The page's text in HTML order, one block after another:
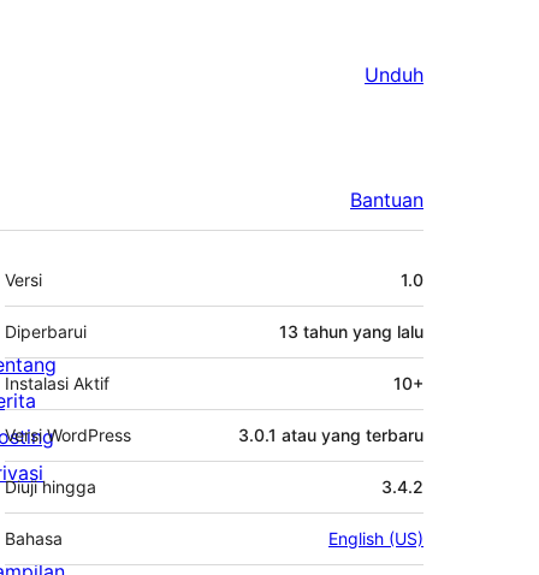
Unduh
Bantuan
Meta
Versi 1.0
Diperbarui 13 tahun yang lalu
Instalasi Aktif 10+
Versi WordPress 3.0.1 atau yang terbaru
Diuji hingga 3.4.2
Bahasa English (US)